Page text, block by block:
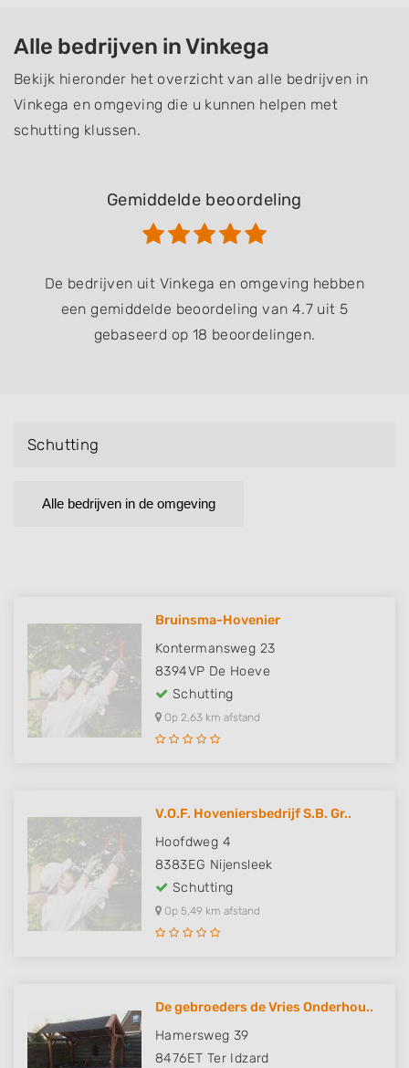
Alle bedrijven in Vinkega
Bekijk hieronder het overzicht van alle bedrijven in
Vinkega en omgeving die u kunnen helpen met
schutting klussen.
Gemiddelde beoordeling
De bedrijven uit Vinkega en omgeving hebben
een gemiddelde beoordeling van 4.7 uit 5
gebaseerd op 18 beoordelingen.
Schutting
Alle bedrijven in de omgeving
Bruinsma-Hovenier
Kontermansweg 23
8394VP De Hoeve
Schutting
Op 2,63 km afstand
V.O.F. Hoveniersbedrijf S.B. Gr..
Hoofdweg 4
8383EG Nijensleek
Schutting
Op 5,49 km afstand
De gebroeders de Vries Onderhou..
Hamersweg 39
8476ET Ter Idzard